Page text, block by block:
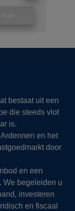
huur
bestaat uit een
die steeds vlot
is.
en het
door
en een
We begeleiden u
investeren
en fiscaal